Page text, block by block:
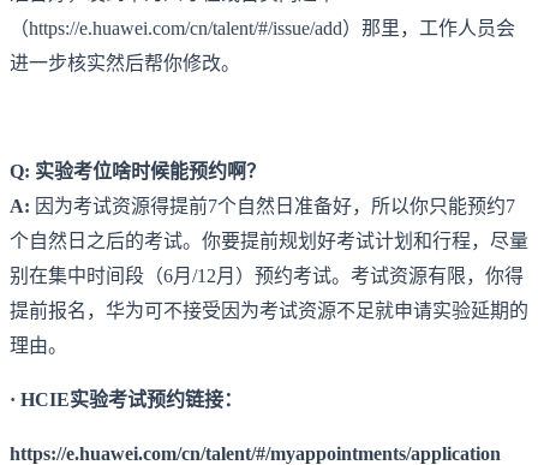
（https://e.huawei.com/cn/talent/#/issue/add）那里，工作人员会
进一步核实然后帮你修改。
Q: 实验考位啥时候能预约啊？
A: 因为考试资源得提前7个自然日准备好，所以你只能预约7
个自然日之后的考试。你要提前规划好考试计划和行程，尽量
别在集中时间段（6月/12月）预约考试。考试资源有限，你得
提前报名，华为可不接受因为考试资源不足就申请实验延期的
理由。
· HCIE实验考试预约链接：
https://e.huawei.com/cn/talent/#/myappointments/application